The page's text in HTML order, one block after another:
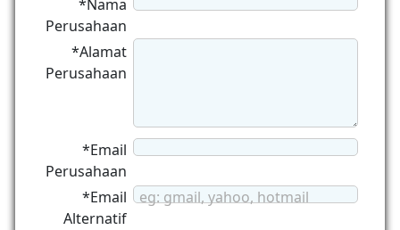
*Nama
Perusahaan
*Alamat
Perusahaan
*Email
Perusahaan
*Email
Alternatif
eg: gmail, yahoo, hotmail